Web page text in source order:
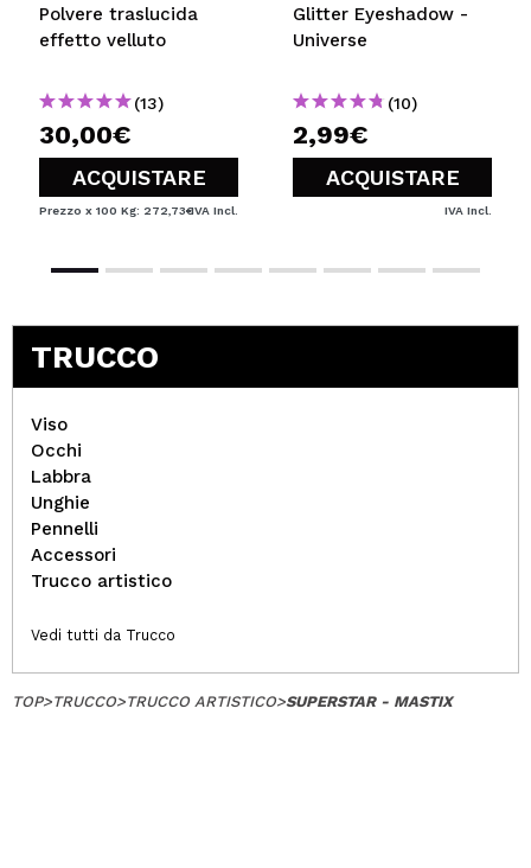
Polvere traslucida
effetto velluto
(13)
30,00€
ACQUISTARE
Prezzo x 100 Kg: 272,73€IVA Incl.
Glitter Eyeshadow -
Universe
(10)
2,99€
ACQUISTARE
IVA Incl.
TRUCCO
Viso
Occhi
Labbra
Unghie
Pennelli
Accessori
Trucco artistico
Vedi tutti da Trucco
TOP>TRUCCO>TRUCCO ARTISTICO>SUPERSTAR - MASTIX